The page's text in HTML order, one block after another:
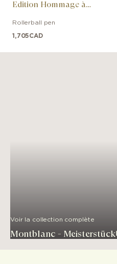
Edition Hommage à
Limited Edition
Rollerball pen
1,705CAD
Voir la collection complète
Montblanc - Meisterstück